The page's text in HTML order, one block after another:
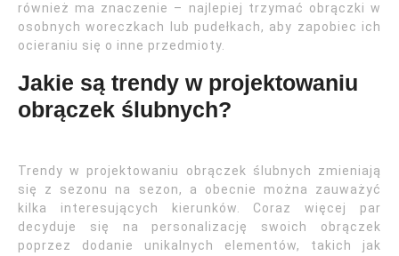
również ma znaczenie – najlepiej trzymać obrączki w
osobnych woreczkach lub pudełkach, aby zapobiec ich
ocieraniu się o inne przedmioty.
Jakie są trendy w projektowaniu
obrączek ślubnych?
Trendy w projektowaniu obrączek ślubnych zmieniają
się z sezonu na sezon, a obecnie można zauważyć
kilka interesujących kierunków. Coraz więcej par
decyduje się na personalizację swoich obrączek
poprzez dodanie unikalnych elementów, takich jak